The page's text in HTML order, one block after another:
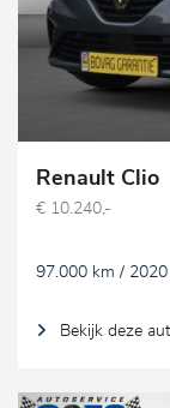
Renault Clio
€ 10.240,-
97.000 km /
Bekijk deze